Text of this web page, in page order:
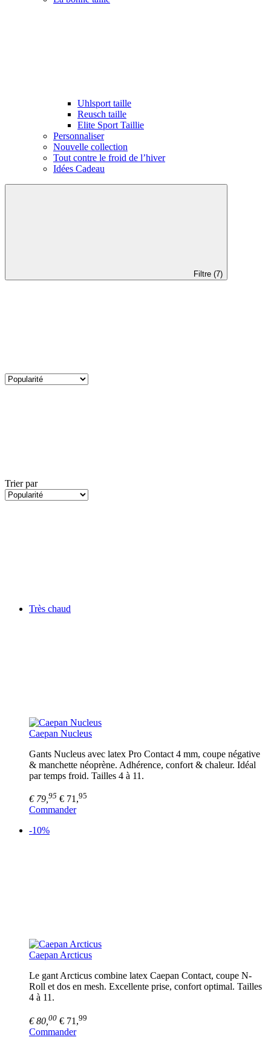
Uhlsport taille
Reusch taille
Elite Sport Taillie
Personnaliser
Nouvelle collection
Tout contre le froid de l’hiver
Idées Cadeau
Filtre (7)
Trier par
Très chaud
Caepan Nucleus
Gants Nucleus avec latex Pro Contact 4 mm, coupe négative
& manchette néoprène. Adhérence, confort & chaleur. Idéal
par temps froid. Tailles 4 à 11.
€ 79, 95 € 71,95
Commander
-10%
Caepan Arcticus
Le gant Arcticus combine latex Caepan Contact, coupe N-
Roll et dos en mesh. Excellente prise, confort optimal. Tailles
4 à 11.
€ 80, 00 € 71,99
Commander